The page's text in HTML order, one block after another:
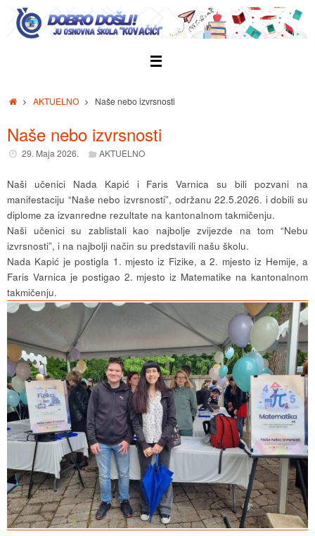
Skip
content
HomeAKTUELNO Naše nebo izvrsnosti
Naše nebo izvrsnosti
29. Maja 2026. AKTUELNO
Naši učenici Nada Kapić i Faris Varnica su bili pozvani na
manifestaciju “Naše nebo izvrsnosti”, održanu 22.5.2026. i dobili su
diplome za izvanredne rezultate na kantonalnom takmičenju.
Naši učenici su zablistali kao najbolje zvijezde na tom “Nebu
izvrsnosti”, i na najbolji način su predstavili našu školu.
Nada Kapić je postigla 1. mjesto iz Fizike, a 2. mjesto iz Hemije, a
Faris Varnica je postigao 2. mjesto iz Matematike na kantonalnom
takmičenju.